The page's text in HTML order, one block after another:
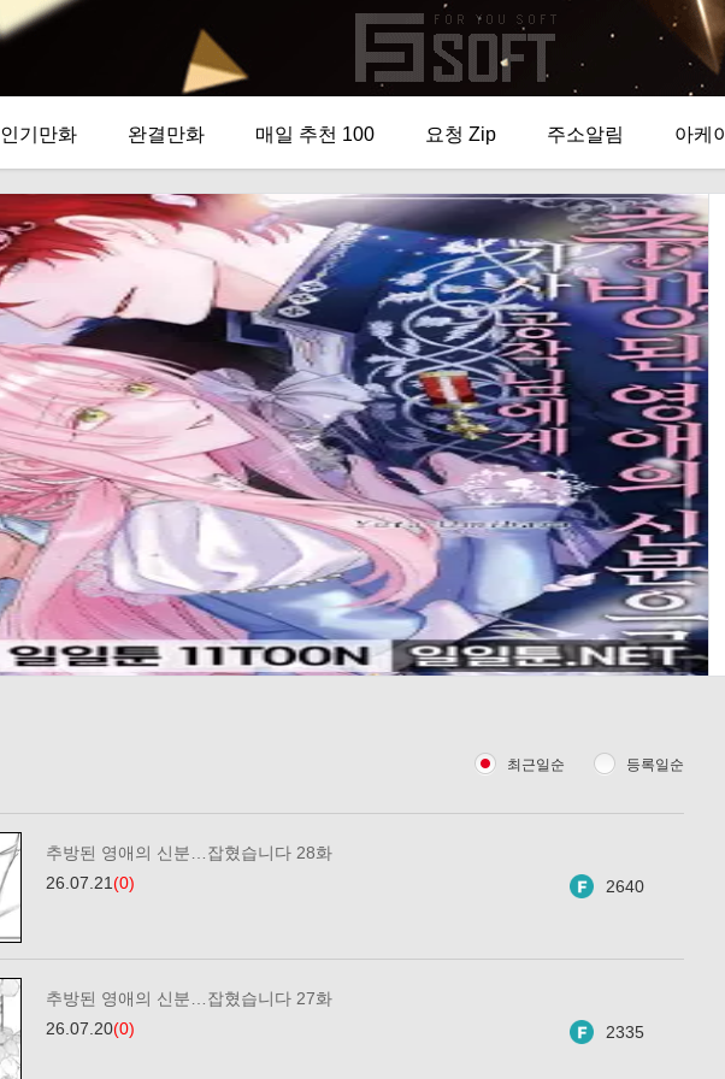
인기만화 완결만화 매일 추천 100 요청 Zip 주소알림 아케
최근일순 등록일순
추방된 영애의 신분…잡혔습니다 28화
26.07.21(0) 2640
추방된 영애의 신분…잡혔습니다 27화
26.07.20(0) 2335